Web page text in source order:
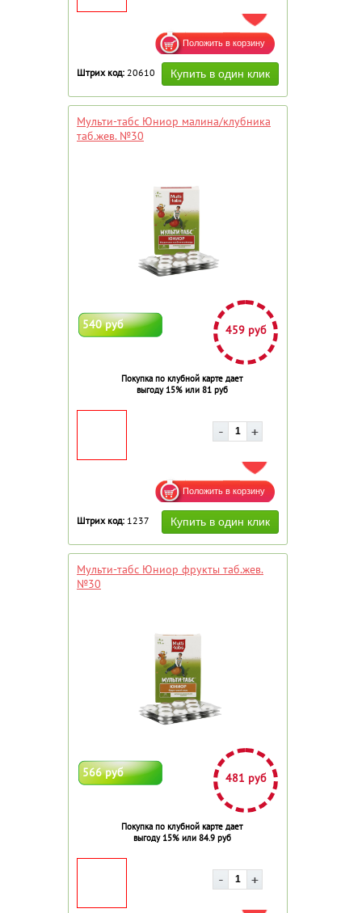
ДОБАВИТЬ В ИЗБРАННОЕ
Штрих код: 20610
Мульти-табс Юниор малина/клубника
таб.жев. №30
540 руб 459 руб
Покупка по клубной карте дает
выгоду 15% или 81 руб
ДОБАВИТЬ В ИЗБРАННОЕ
Штрих код: 1237
Мульти-табс Юниор фрукты таб.жев.
№30
566 руб 481 руб
Покупка по клубной карте дает
выгоду 15% или 84.9 руб
ДОБАВИТЬ В ИЗБРАННОЕ